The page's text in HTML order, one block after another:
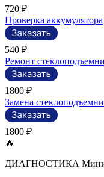
720 ₽
Проверка аккумулятора
540 ₽
Ремонт
1800 ₽
Замена
1800 ₽
🔥
ДИАГНОСТИКА Мини